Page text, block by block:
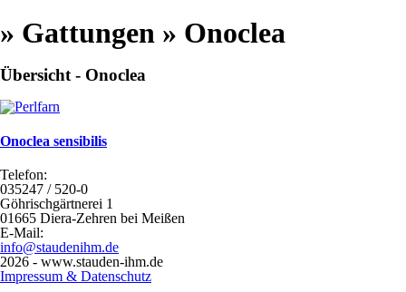
» Gattungen » Onoclea
Übersicht - Onoclea
Onoclea sensibilis
Telefon:
035247 / 520-0
Göhrischgärtnerei 1
01665 Diera-Zehren bei Meißen
E-Mail:
info@staudenihm.de
2026 - www.stauden-ihm.de
Impressum & Datenschutz